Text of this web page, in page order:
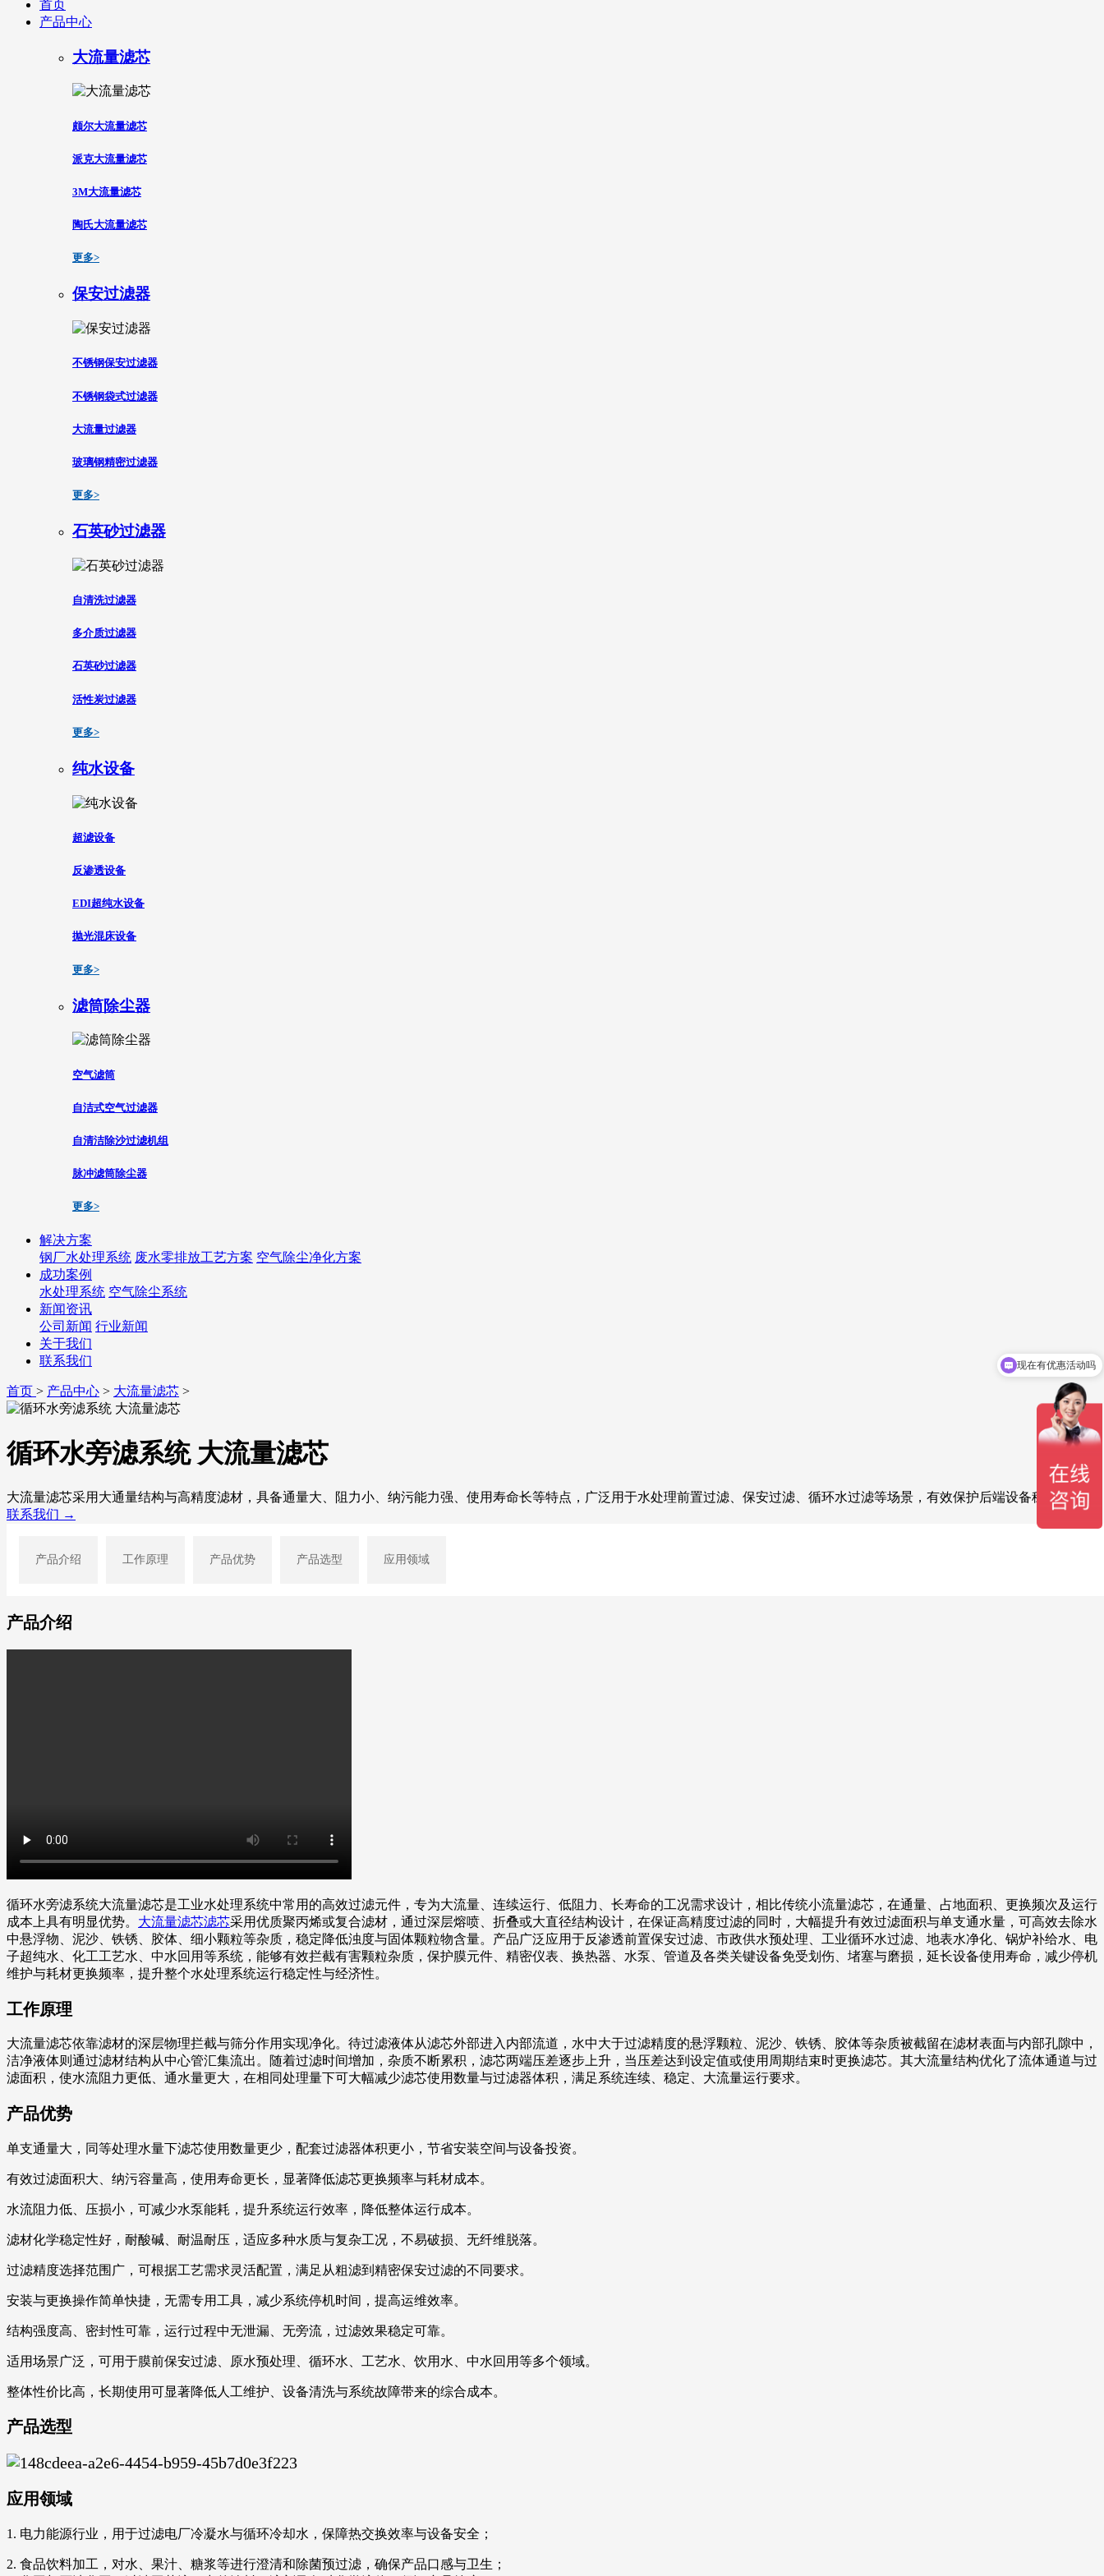
首页
产品中心
大流量滤芯
颇尔大流量滤芯
派克大流量滤芯
3M大流量滤芯
陶氏大流量滤芯
更多>
保安过滤器
不锈钢保安过滤器
不锈钢袋式过滤器
大流量过滤器
玻璃钢精密过滤器
更多>
石英砂过滤器
自清洗过滤器
多介质过滤器
石英砂过滤器
活性炭过滤器
更多>
纯水设备
超滤设备
反渗透设备
EDI超纯水设备
抛光混床设备
更多>
滤筒除尘器
空气滤筒
自洁式空气过滤器
自清洁除沙过滤机组
脉冲滤筒除尘器
更多>
解决方案
钢厂水处理系统 废水零排放工艺方案 空气除尘净化方案
成功案例
水处理系统 空气除尘系统
新闻资讯
公司新闻 行业新闻
关于我们
联系我们
首页 > 产品中心 > 大流量滤芯 >
循环水旁滤系统 大流量滤芯
大流量滤芯采用大通量结构与高精度滤材，具备通量大、阻力小、纳污能力强、使用寿命长等特点，广泛用于水处理前置过滤、保安过滤、循环水过滤等场景，有效保护后端设备稳定运行。
联系我们 →
产品介绍 工作原理 产品优势 产品选型 应用领域
产品介绍
循环水旁滤系统大流量滤芯是工业水处理系统中常用的高效过滤元件，专为大流量、连续运行、低阻力、长寿命的工况需求设计，相比传统小流量滤芯，在通量、占地面积、更换频次及运行
成本上具有明显优势。 大流量滤芯滤芯采用优质聚丙烯或复合滤材，通过深层熔喷、折叠或大直径结构设计，在保证高精度过滤的同时，大幅提升有效过滤面积与单支通水量，可高效去除水
中悬浮物、泥沙、铁锈、胶体、细小颗粒等杂质，稳定降低浊度与固体颗粒物含量。产品广泛应用于反渗透前置保安过滤、市政供水预处理、工业循环水过滤、地表水净化、锅炉补给水、电
子超纯水、化工工艺水、中水回用等系统，能够有效拦截有害颗粒杂质，保护膜元件、精密仪表、换热器、水泵、管道及各类关键设备免受划伤、堵塞与磨损，延长设备使用寿命，减少停机
维护与耗材更换频率，提升整个水处理系统运行稳定性与经济性。
工作原理
大流量滤芯依靠滤材的深层物理拦截与筛分作用实现净化。待过滤液体从滤芯外部进入内部流道，水中大于过滤精度的悬浮颗粒、泥沙、铁锈、胶体等杂质被截留在滤材表面与内部孔隙中，
洁净液体则通过滤材结构从中心管汇集流出。随着过滤时间增加，杂质不断累积，滤芯两端压差逐步上升，当压差达到设定值或使用周期结束时更换滤芯。其大流量结构优化了流体通道与过
滤面积，使水流阻力更低、通水量更大，在相同处理量下可大幅减少滤芯使用数量与过滤器体积，满足系统连续、稳定、大流量运行要求。
产品优势
单支通量大，同等处理水量下滤芯使用数量更少，配套过滤器体积更小，节省安装空间与设备投资。
有效过滤面积大、纳污容量高，使用寿命更长，显著降低滤芯更换频率与耗材成本。
水流阻力低、压损小，可减少水泵能耗，提升系统运行效率，降低整体运行成本。
滤材化学稳定性好，耐酸碱、耐温耐压，适应多种水质与复杂工况，不易破损、无纤维脱落。
过滤精度选择范围广，可根据工艺需求灵活配置，满足从粗滤到精密保安过滤的不同要求。
安装与更换操作简单快捷，无需专用工具，减少系统停机时间，提高运维效率。
结构强度高、密封性可靠，运行过程中无泄漏、无旁流，过滤效果稳定可靠。
适用场景广泛，可用于膜前保安过滤、原水预处理、循环水、工艺水、饮用水、中水回用等多个领域。
整体性价比高，长期使用可显著降低人工维护、设备清洗与系统故障带来的综合成本。
产品选型
应用领域
1. 电力能源行业，用于过滤电厂冷凝水与循环冷却水，保障热交换效率与设备安全；
2. 食品饮料加工，对水、果汁、糖浆等进行澄清和除菌预过滤，确保产品口感与卫生；
立即报价